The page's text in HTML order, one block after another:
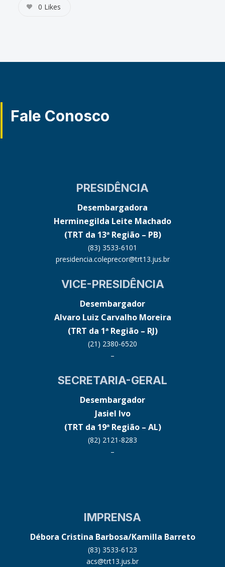
0 Likes
Fale Conosco
PRESIDÊNCIA
Desembargadora
Herminegilda Leite Machado
(TRT da 13ª Região – PB)
(83) 3533-6101
presidencia.coleprecor@trt13.jus.br
VICE-PRESIDÊNCIA
Desembargador
Alvaro Luiz Carvalho Moreira
(TRT da 1ª Região – RJ)
(21) 2380-6520
–
SECRETARIA-GERAL
Desembargador
Jasiel Ivo
(TRT da 19ª Região – AL)
(82) 2121-8283
–
IMPRENSA
Débora Cristina Barbosa/Kamilla Barreto
(83) 3533-6123
acs@trt13.jus.br